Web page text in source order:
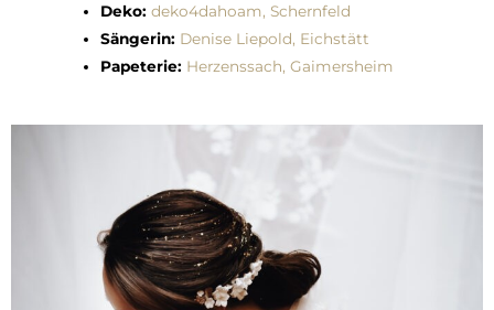
Deko: deko4dahoam, Schernfeld
Sängerin: Denise Liepold, Eichstätt
Papeterie: Herzenssach, Gaimersheim